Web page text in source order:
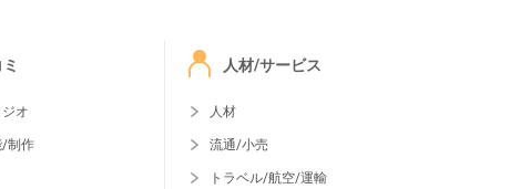
オ
制作
人材/サービス
人材
流通/小売
トラベル/航空/運輸